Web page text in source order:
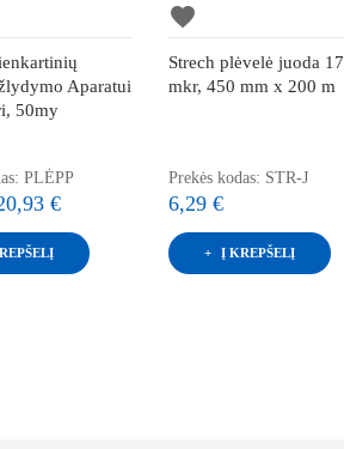
Aparatui
50my
PLĖPP
€
favorite
Strech plėvelė juoda 17
mkr, 450 mm x 200 m
Prekės kodas: STR-J
6,29 €
Į KREPŠELĮ